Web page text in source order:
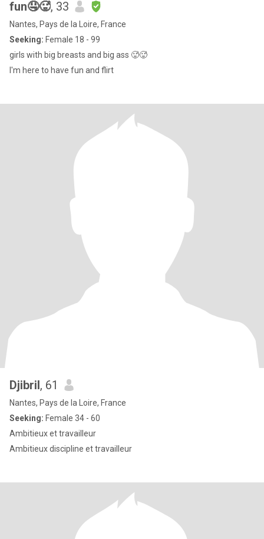
fun🤤🥵, 33
Nantes, Pays de la Loire, France
Seeking: Female 18 - 99
girls with big breasts and big ass 🥵🥵
I'm here to have fun and flirt
Djibril, 61
Nantes, Pays de la Loire, France
Seeking: Female 34 - 60
Ambitieux et travailleur
Ambitieux discipline et travailleur